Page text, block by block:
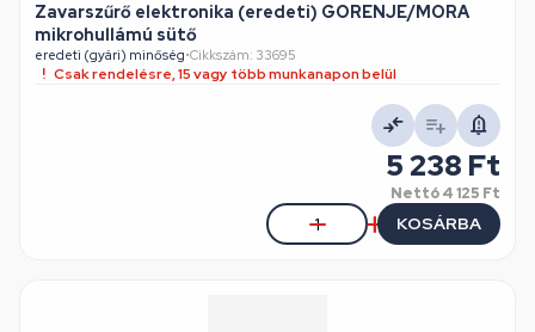
Zavarszűrő elektronika (eredeti) GORENJE/MORA
mikrohullámú sütő
eredeti (gyári) minőség•Cikkszám: 33695
Csak rendelésre, 15 vagy több munkanapon belül
5 238 Ft
Nettó4 125 Ft
KOSÁRBA